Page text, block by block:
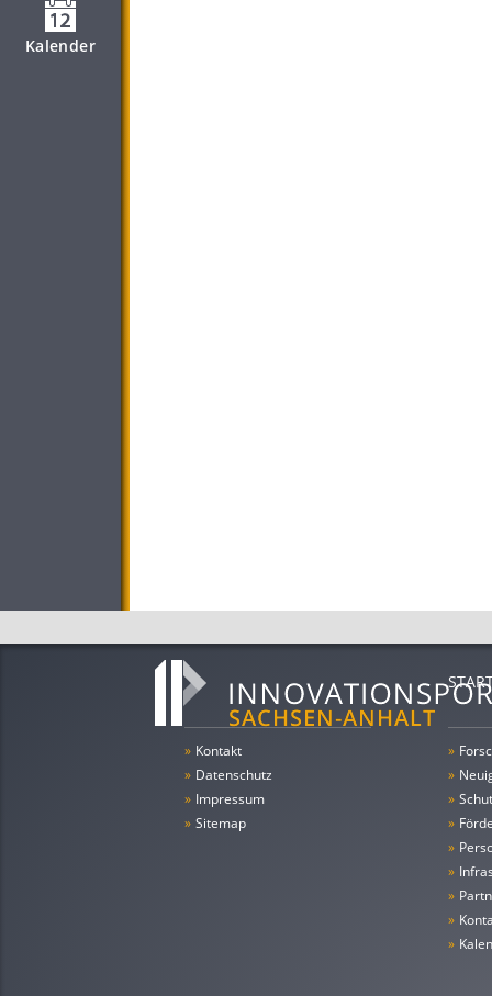
Kalender
» Kontakt
» Datenschutz
» Impressum
» Sitemap
»
»
»
»
»
»
»
»
»